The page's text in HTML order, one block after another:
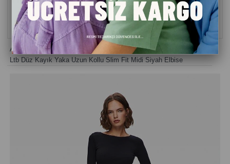
Anasayfa> Kadın Elbise
Ltb Düz Kayık Yaka Uzun Kollu Slim Fit Midi Siyah Elbise